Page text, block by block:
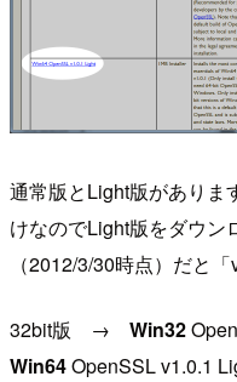
通常版とLight版がありま
けなのでLight版をダウン
（2012/3/30時点）だと
32bit版 → Win32
Win64OpenSSL v1.0.1